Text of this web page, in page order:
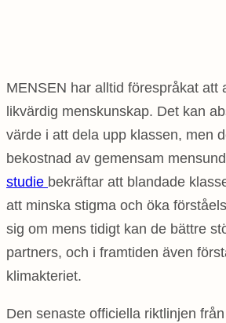
MENSEN har alltid förespråkat att
likvärdig menskunskap. Det kan
värde i att dela upp klassen, men
bekostnad av gemensam
studie bekräftar att blandade
att minska stigma och öka
sig om mens tidigt kan de bättre
partners, och i framtiden även
klimakteriet.
Den senaste officiella riktlinjen